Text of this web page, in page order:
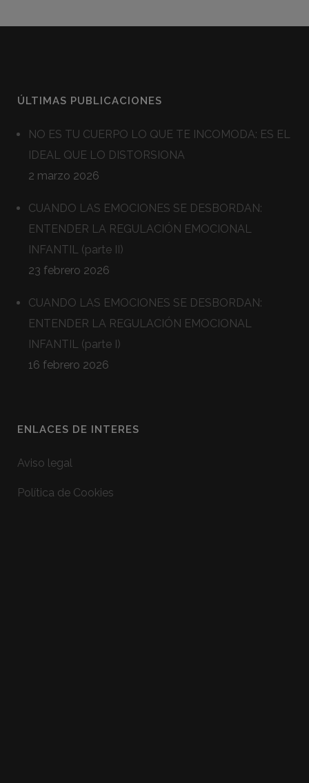
ÚLTIMAS PUBLICACIONES
NO ES TU CUERPO LO QUE TE INCOMODA: ES EL
IDEAL QUE LO DISTORSIONA
2 marzo 2026
CUANDO LAS EMOCIONES SE DESBORDAN:
ENTENDER LA REGULACIÓN EMOCIONAL
INFANTIL (parte II)
23 febrero 2026
CUANDO LAS EMOCIONES SE DESBORDAN:
ENTENDER LA REGULACIÓN EMOCIONAL
INFANTIL (parte I)
16 febrero 2026
ENLACES DE INTERES
Aviso legal
Política de Cookies